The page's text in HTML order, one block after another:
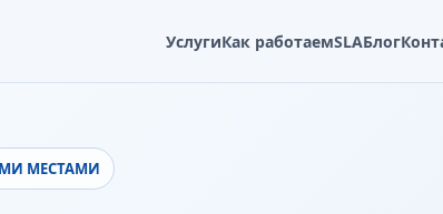
УслугиКак работаемSLAБлог
МЕСТАМИ